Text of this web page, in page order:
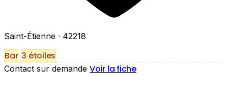
Saint-Étienne · 42218
Bar 3 étoiles
Contact sur demande Voir la fiche